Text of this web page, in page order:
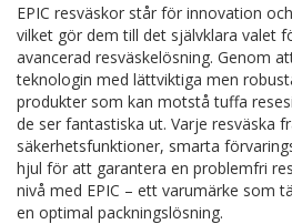
EPIC resväskor står för innovation
vilket gör dem till det självklara valet
avancerad resväskelösning. Genom
teknologin med lättviktiga men
produkter som kan motstå tuffa
de ser fantastiska ut. Varje resväska
säkerhetsfunktioner, smarta
hjul för att garantera en problemfri
nivå med EPIC – ett varumärke som
en optimal packningslösning.